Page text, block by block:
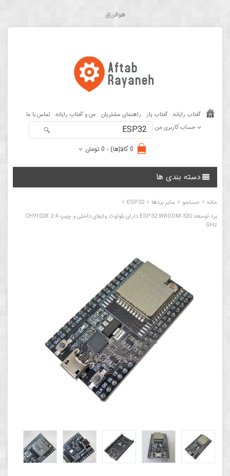
هوالرزاق
آفتاب رایانه آفتاب یار راهنمای مشتریان من و آفتاب رایانه تماس با ما
حساب کاربری من
0 کالا(ها) - 0 تومان
دسته بندی ها
خانه » جستجو » سایر بردها »
ESP32
»
برد توسعه ESP32 WROOM-32U دارای بلوتوث وایفای داخلی و چیپ CH9102X 2.4
GHz